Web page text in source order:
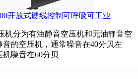
开放式硬线控制可呼吸可工业
分为有油静音空压机和无油静音空
音的空压机，通常噪音在40分贝左
噪音在60分贝